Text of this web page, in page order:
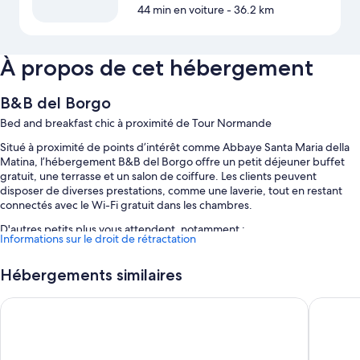
44 min en voiture- 36.2 km
À propos de cet hébergement
B&B del Borgo
Bed and breakfast chic à proximité de Tour Normande
Situé à proximité de points d’intérêt comme Abbaye Santa Maria della
Matina, l’hébergement B&B del Borgo offre un petit déjeuner buffet
gratuit, une terrasse et un salon de coiffure. Les clients peuvent
disposer de diverses prestations, comme une laverie, tout en restant
connectés avec le Wi-Fi gratuit dans les chambres.
D'autres petits plus vous attendent, notamment :
Navette vers et depuis l'aéroport (en supplément), distributeur
Informations sur le droit de rétractation
Hébergements similaires
Sant'Agostino Guest Rooms Hotel